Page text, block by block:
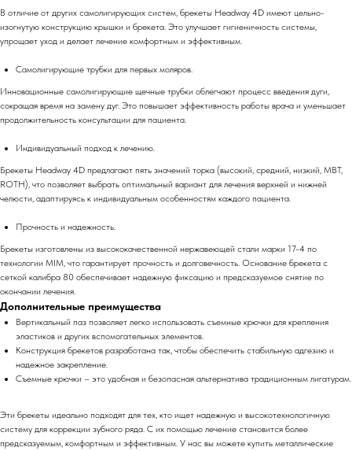
В отличие от других самолигирующих систем, брекеты Headway 4D имеют цельно-
изогнутую конструкцию крышки и брекета. Это улучшает гигиеничность системы,
упрощает уход и делает лечение комфортным и эффективным.
Самолигирующие трубки для первых моляров.
Инновационные самолигирующие щечные трубки облегчают процесс введения дуги,
сокращая время на замену дуг. Это повышает эффективность работы врача и уменьшает
продолжительность консультации для пациента.
Индивидуальный подход к лечению.
Брекеты Headway 4D предлагают пять значений торка (высокий, средний, низкий, MBT,
ROTH), что позволяет выбрать оптимальный вариант для лечения верхней и нижней
челюсти, адаптируясь к индивидуальным особенностям каждого пациента.
Прочность и надежность.
Брекеты изготовлены из высококачественной нержавеющей стали марки 17-4 по
технологии MIM, что гарантирует прочность и долговечность. Основание брекета с
сеткой калибра 80 обеспечивает надежную фиксацию и предсказуемое снятие по
окончании лечения.
Дополнительные преимущества
Вертикальный паз позволяет легко использовать съемные крючки для крепления
эластиков и других вспомогательных элементов.
Конструкция брекетов разработана так, чтобы обеспечить стабильную адгезию и
надежное закрепление.
Съемные крючки – это удобная и безопасная альтернатива традиционным лигатурам.
Эти брекеты идеально подходят для тех, кто ищет надежную и высокотехнологичную
систему для коррекции зубного ряда. С их помощью лечение становится более
предсказуемым, комфортным и эффективным. У нас вы можете купить металлические